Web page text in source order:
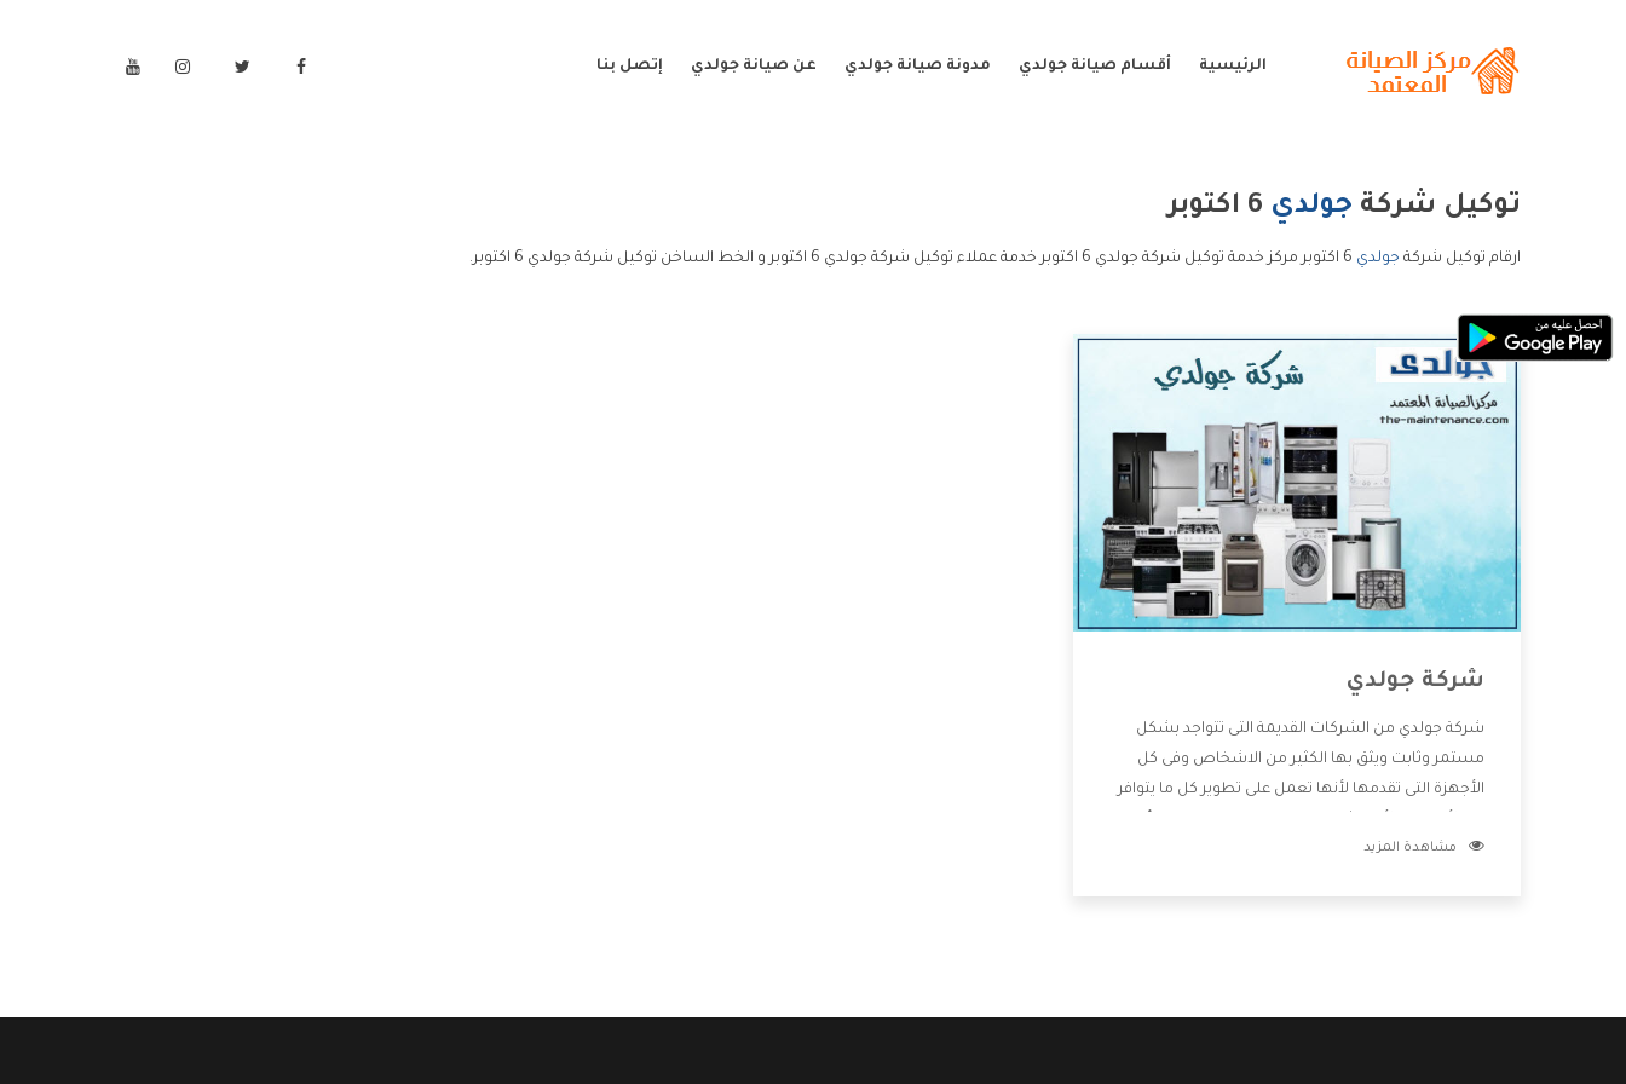
الرئيسية أقسام صيانة جولدي مدونة صيانة جولدي عن صيانة جولدي إتصل بنا
توكيل شركة جولدي
ارقام توكيل شركة جولدي
شركة جولدي
شركة جولدي من الشركات القديمة التى تتواجد بشكل
مستمر وثابت ويثق بها الكثير من الاشخاص وفى كل
الأجهزة التى تقدمها لأنها تعمل على تطوير كل ما يتوافر
خدمات ما بعد البيع مع المنتجات وتقدم للعملاء أقوى
مشاهدة المزيد